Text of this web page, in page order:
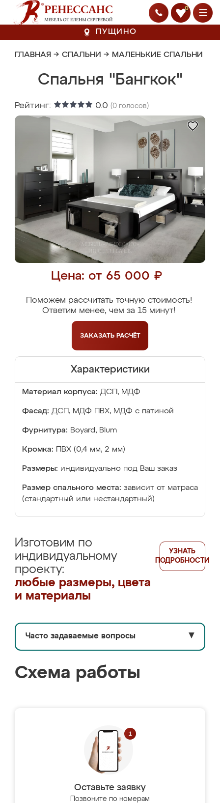
0
ПУЩИНО
ГЛАВНАЯ → СПАЛЬНИ → МАЛЕНЬКИЕ СПАЛЬНИ
Спальня "Бангкок"
Рейтинг: 0.0 (0 голосов)
Цена: от 65 000 ₽
Поможем рассчитать точную стоимость!
Ответим менее, чем за 15 минут!
ЗАКАЗАТЬ РАСЧЁТ
Характеристики
Материал корпуса: ДСП, МДФ
Фасад: ДСП, МДФ ПВХ, МДФ с патиной
Фурнитура: Boyard, Blum
Кромка: ПВХ (0,4 мм, 2 мм)
Размеры: индивидуально под Ваш заказ
Размер спального места: зависит от матраса
(стандартный или нестандартный)
Изготовим по
индивидуальному
проекту:
любые размеры, цвета
и материалы
УЗНАТЬ
ПОДРОБНОСТИ
Часто задаваемые вопросы ▼
Схема работы
Оставьте заявку
Позвоните по номерам